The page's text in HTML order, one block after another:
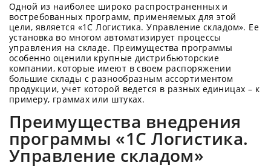
Одной из наиболее широко распространенных и
востребованных программ, применяемых для этой
цели, является «1С Логистика. Управление складом». Ее
установка во многом автоматизирует процессы
управления на складе. Преимущества программы
особенно оценили крупные дистрибьюторские
компании, которые имеют в своем распоряжении
большие склады с разнообразным ассортиментом
продукции, учет которой ведется в разных единицах – к
примеру, граммах или штуках.
Преимущества внедрения
программы «1C Логистика.
Управление складом»